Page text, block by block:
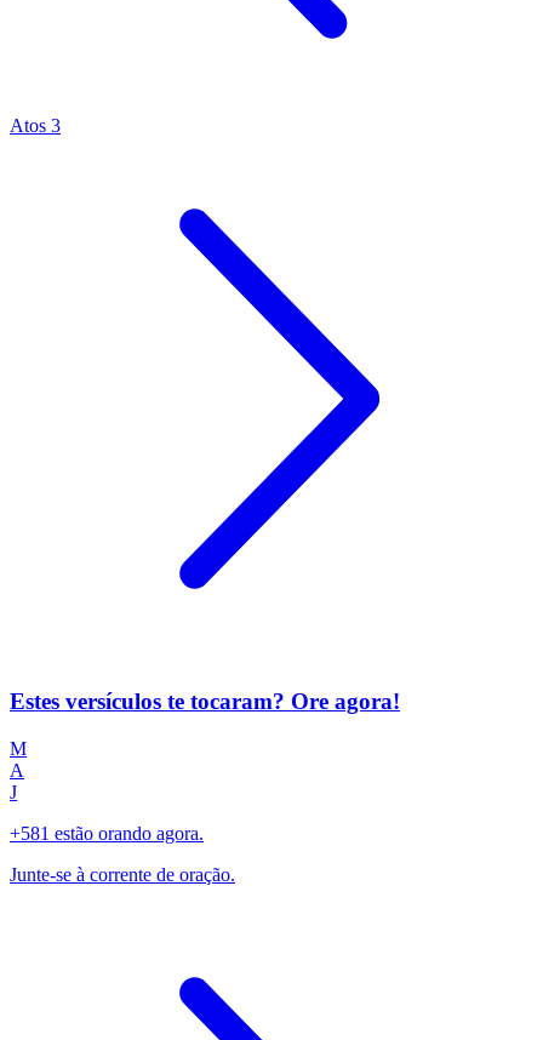
Atos 3
Estes versículos te tocaram? Ore agora!
M
A
J
+581 estão orando agora.
Junte-se à corrente de oração.